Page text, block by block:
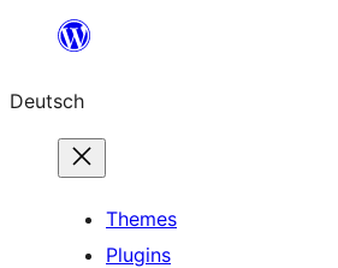
springen
Deutsch
Themes
Plugins